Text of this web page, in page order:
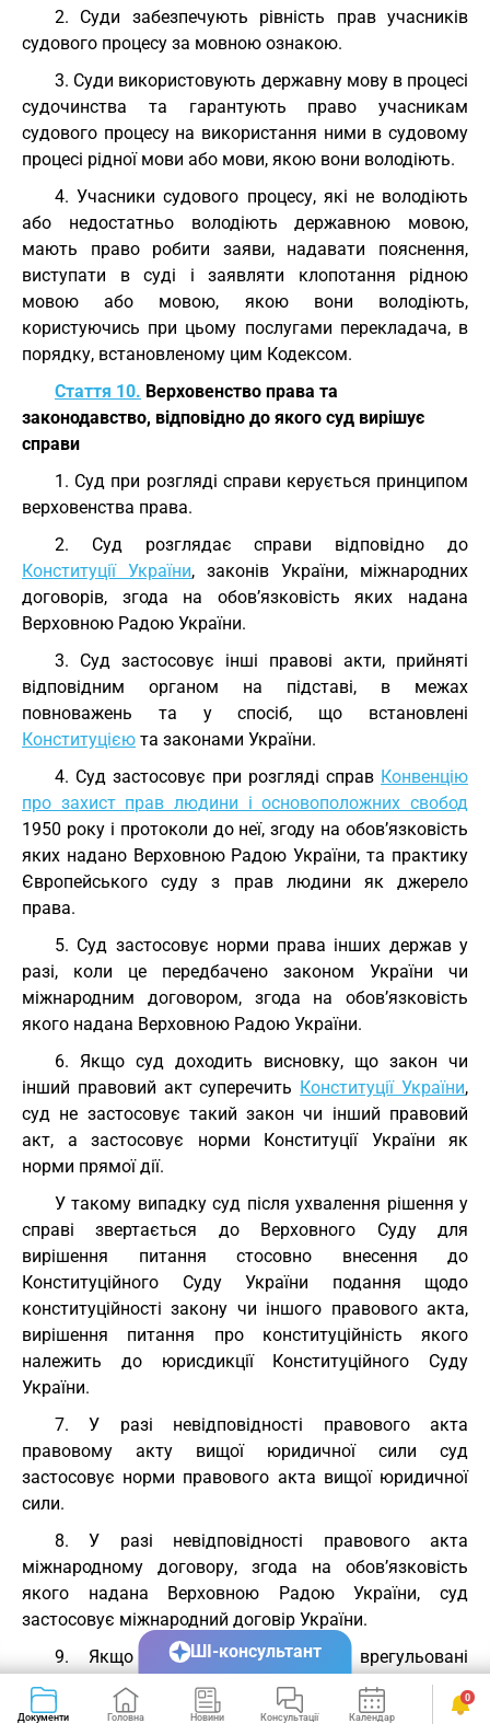
2. Суди забезпечують рівність прав учасників
судового процесу за мовною ознакою.
3. Суди використовують державну мову в процесі
судочинства та гарантують право учасникам
судового процесу на використання ними в судовому
процесі рідної мови або мови, якою вони володіють.
4. Учасники судового процесу, які не володіють
або недостатньо володіють державною мовою,
мають право робити заяви, надавати пояснення,
виступати в суді і заявляти клопотання рідною
мовою або мовою, якою вони володіють,
користуючись при цьому послугами перекладача, в
порядку, встановленому цим Кодексом.
Стаття 10. Верховенство права та
законодавство, відповідно до якого суд вирішує
справи
1. Суд при розгляді справи керується принципом
верховенства права.
2. Суд розглядає справи відповідно до
Конституції України, законів України, міжнародних
договорів, згода на обов’язковість яких надана
Верховною Радою України.
3. Суд застосовує інші правові акти, прийняті
відповідним органом на підставі, в межах
повноважень та у спосіб, що встановлені
Конституцією та законами України.
4. Суд застосовує при розгляді справ Конвенцію
про захист прав людини і основоположних свобод
1950 року і протоколи до неї, згоду на обов’язковість
яких надано Верховною Радою України, та практику
Європейського суду з прав людини як джерело
права.
5. Суд застосовує норми права інших держав у
разі, коли це передбачено законом України чи
міжнародним договором, згода на обов’язковість
якого надана Верховною Радою України.
6. Якщо суд доходить висновку, що закон чи
інший правовий акт суперечить Конституції України,
суд не застосовує такий закон чи інший правовий
акт, а застосовує норми Конституції України як
норми прямої дії.
У такому випадку суд після ухвалення рішення у
справі звертається до Верховного Суду для
вирішення питання стосовно внесення до
Конституційного Суду України подання щодо
конституційності закону чи іншого правового акта,
вирішення питання про конституційність якого
належить до юрисдикції Конституційного Суду
України.
7. У разі невідповідності правового акта
правовому акту вищої юридичної сили суд
застосовує норми правового акта вищої юридичної
сили.
8. У разі невідповідності правового акта
міжнародному договору, згода на обов’язковість
якого надана Верховною Радою України, суд
застосовує міжнародний договір України.
9. Якщо спірні відносини не врегульовані
законом, суд застосовує закон, що регулює подібні
за змістом відносини (аналогія закону), а за
Документи Головна Новини Консультації Календар Сервіси
0
ШІ-консультант